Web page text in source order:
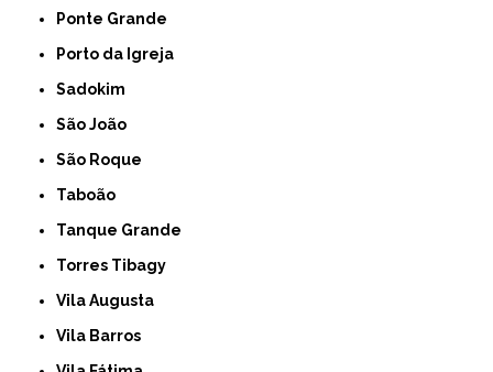
Ponte Grande
Porto da Igreja
Sadokim
São João
São Roque
Taboão
Tanque Grande
Torres Tibagy
Vila Augusta
Vila Barros